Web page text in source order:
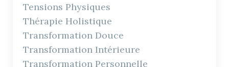
Tensions Physiques
Thérapie Holistique
Transformation Douce
Transformation Intérieure
Transformation Personnelle